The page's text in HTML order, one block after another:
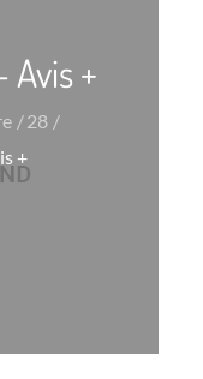
Avis +
28
+